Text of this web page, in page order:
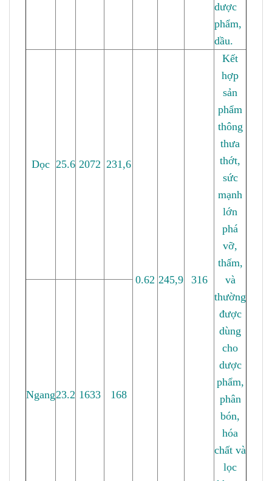
dược
phẩm,
dầu.
Dọc 25.6 2072 231,6
0.62 245,9 316
Kết
hợp
sản
phẩm
thông
thưa
thớt,
sức
mạnh
lớn
phá
vỡ,
thấm,
và
thường
được
dùng
cho
dược
phẩm,
phân
bón,
hóa
chất và
lọc
Ngang23.2 1633 168